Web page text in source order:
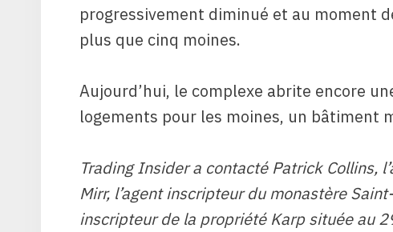
progressivement diminué et au moment
plus que cinq moines.
Aujourd’hui, le complexe abrite encore
logements pour les moines, un bâtiment
Trading Insider a contacté Patrick Collins,
Mirr, l’agent inscripteur du monastère
inscripteur de la propriété Karp située au